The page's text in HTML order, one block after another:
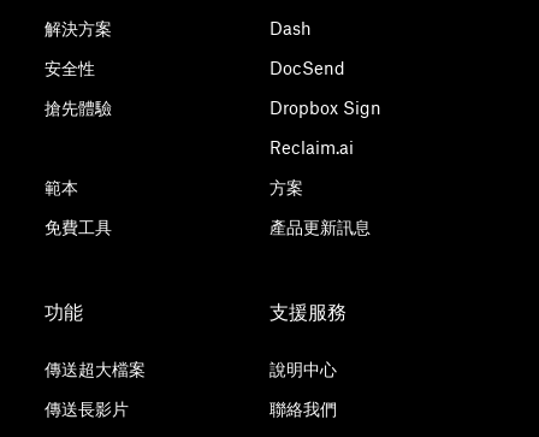
解決方案
安全性
搶先體驗
範本
免費工具
Dash
DocSend
Dropbox Sign
Reclaim.ai
方案
產品更新訊息
功能
傳送超大檔案
傳送長影片
支援服務
說明中心
聯絡我們